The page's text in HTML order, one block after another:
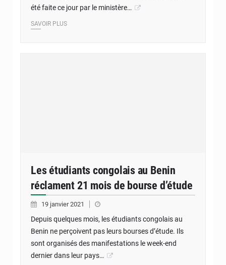
été faite ce jour par le ministère…
SAVOIR PLUS
Les étudiants congolais au Benin
réclament 21 mois de bourse d’étude
19 janvier 2021
Depuis quelques mois, les étudiants congolais au
Benin ne perçoivent pas leurs bourses d’étude. Ils
sont organisés des manifestations le week-end
dernier dans leur pays…